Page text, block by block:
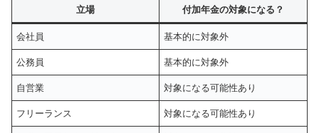
立場 付加年金の対象になる？
会社員 基本的に対象外
公務員 基本的に対象外
自営業 対象になる可能性あり
フリーランス 対象になる可能性あり